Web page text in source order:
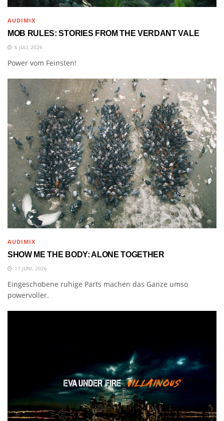
AUDIMIX
MOB RULES: STORIES FROM THE VERDANT VALE
6 JULI, 2026
Power vom Feinsten!
AUDIMIX
SHOW ME THE BODY: ALONE TOGETHER
17 JUNI, 2026
Eingeschobene ruhige Parts machen das Ganze umso
powervoller.